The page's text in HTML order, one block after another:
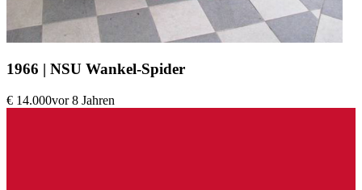
1966 | NSU Wankel-Spider
€ 14.000vor 8 Jahren